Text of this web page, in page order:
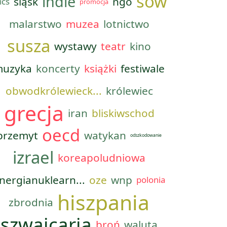
malarstwo muzea lotnictwo
susza wystawy teatr kino
koncerty książki festiwale
obwodkrólewieck... królewiec
grecja iran bliskiwschod
oecd watykan odszkodowanie
izrael koreapoludniowa
oze wnp polonia
zbrodnia hiszpania